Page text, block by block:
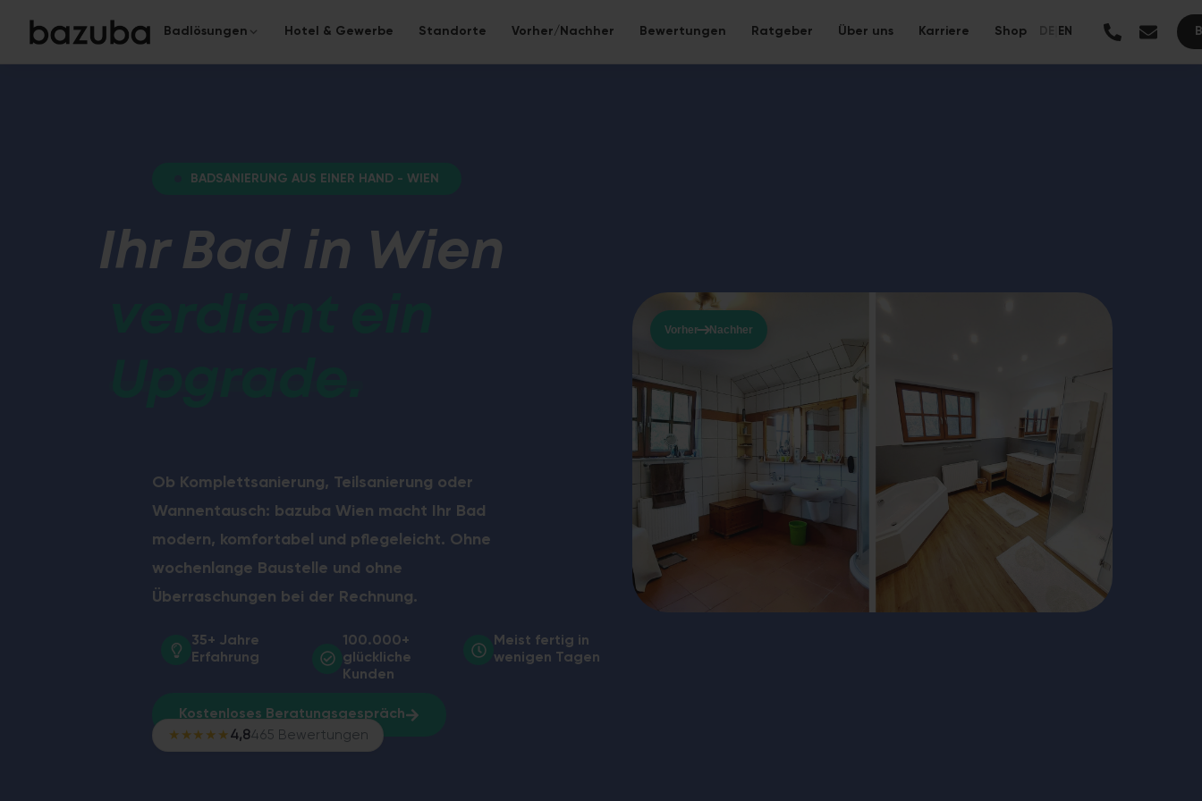
BADSANIERUNG AUS EINER HAND - WIEN
Ihr Bad in Wien
Ob Komplettsanierung, Teilsanierung oder
Wannentausch: bazuba Wien macht Ihr Bad
modern, komfortabel und pflegeleicht. Ohne
wochenlange Baustelle und ohne
Überraschungen bei der Rechnung.
35+ Jahre
Erfahrung
100.000+
glückliche
Kunden
Meist fertig in
wenigen Tagen
Kostenloses Beratungsgespräch
★★★★★ 4,8465 Bewertungen
Vorher Nachher
Badlösungen
Fugenloses Bad
In nur 5 Tagen zum modernen Bad ohne Fliesen – nahtlose Mineralwerkstoff-
WC-Sanierung
Komplette WC-Raum-Erneuerung – sauber, schnell und mit Festpreis-Garantie.
Hotel & Gewerbe Standorte Vorher/Nachher Bewertungen Ratgeber Über uns Karriere Shop EN